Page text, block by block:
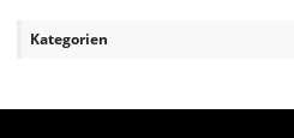
Kategorien